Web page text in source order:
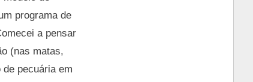
programa de
a pensar
(nas matas,
pecuária em